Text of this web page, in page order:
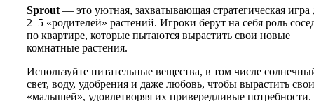
Sprout — это уютная, захватывающая стратегическая игра
2–5 «родителей» растений. Игроки берут на себя роль
по квартире, которые пытаются вырастить свои новые
комнатные растения.
Используйте питательные вещества, в том числе
свет, воду, удобрения и даже любовь, чтобы вырастить
«малышей», удовлетворяя их привередливые потребности.